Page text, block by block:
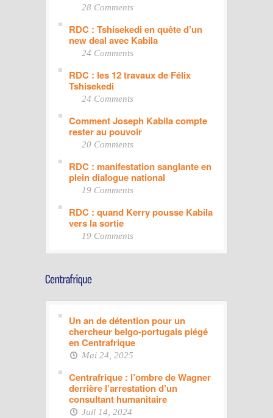
28 Comments
RDC : Tshisekedi en quête d’un
new deal avec Kabila
24 Comments
RDC : les 12 travaux de Félix
Tshisekedi
24 Comments
Comment Joseph Kabila compte
rester au pouvoir
20 Comments
RDC : manifestation sanglante en
plein dialogue national
19 Comments
RDC : quand Kerry pousse Kabila
vers la sortie
19 Comments
Un an de détention pour un
chercheur belgo-portugais piégé
en Centrafrique
Mai 24, 2025
Centrafrique : l’ombre de Wagner
derrière l’arrestation d’un
consultant humanitaire
Juil 14, 2024